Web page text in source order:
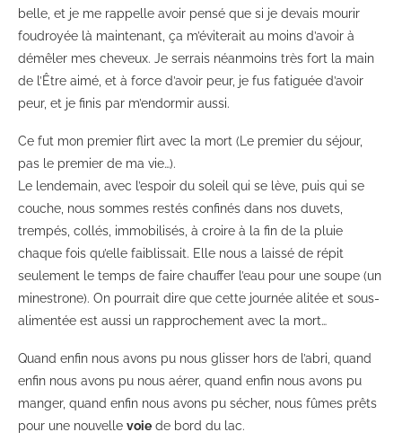
belle, et je me rappelle avoir pensé que si je devais mourir
foudroyée là maintenant, ça m’éviterait au moins d’avoir à
démêler mes cheveux. Je serrais néanmoins très fort la main
de l’Être aimé, et à force d’avoir peur, je fus fatiguée d’avoir
peur, et je finis par m’endormir aussi.
Ce fut mon premier flirt avec la mort (Le premier du séjour,
pas le premier de ma vie…).
Le lendemain, avec l’espoir du soleil qui se lève, puis qui se
couche, nous sommes restés confinés dans nos duvets,
trempés, collés, immobilisés, à croire à la fin de la pluie
chaque fois qu’elle faiblissait. Elle nous a laissé de répit
seulement le temps de faire chauffer l’eau pour une soupe (un
minestrone). On pourrait dire que cette journée alitée et sous-
alimentée est aussi un rapprochement avec la mort…
Quand enfin nous avons pu nous glisser hors de l’abri, quand
enfin nous avons pu nous aérer, quand enfin nous avons pu
manger, quand enfin nous avons pu sécher, nous fûmes prêts
pour une nouvelle voie de bord du lac.